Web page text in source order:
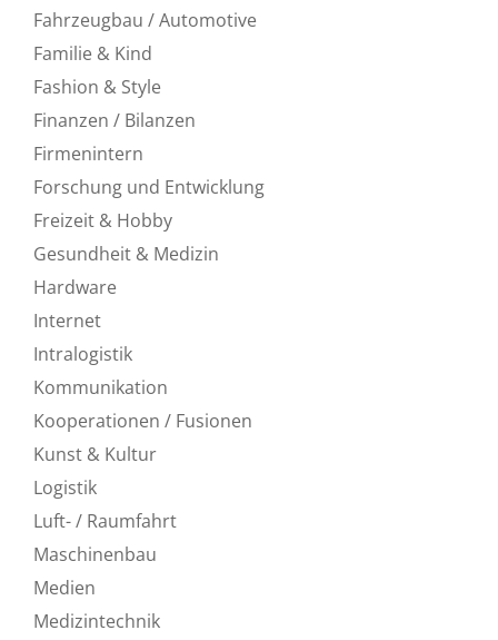
Fahrzeugbau / Automotive
Familie & Kind
Fashion & Style
Finanzen / Bilanzen
Firmenintern
Forschung und Entwicklung
Freizeit & Hobby
Gesundheit & Medizin
Hardware
Internet
Intralogistik
Kommunikation
Kooperationen / Fusionen
Kunst & Kultur
Logistik
Luft- / Raumfahrt
Maschinenbau
Medien
Medizintechnik